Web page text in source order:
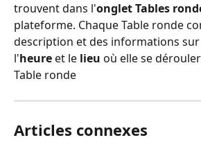
trouvent dans l'onglet Tables
plateforme. Chaque Table ronde
description et des informations
l'heure et le lieu où elle se
Table ronde
Articles connexes